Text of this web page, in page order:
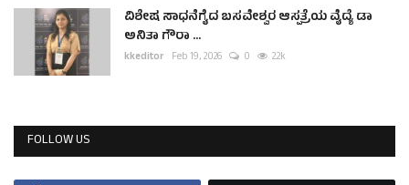
ವಿಶೇಷ ಸಾಧನೆಗೈದ ಬಸವೇಶ್ವರ ಆಸ್ಪತ್ರೆಯ ವೈದ್ಯೆ ಡಾ
ಅನಿತಾ ಗೌರಾ ...
kkeditor Feb 19, 2026 0 2.2k
FOLLOW US